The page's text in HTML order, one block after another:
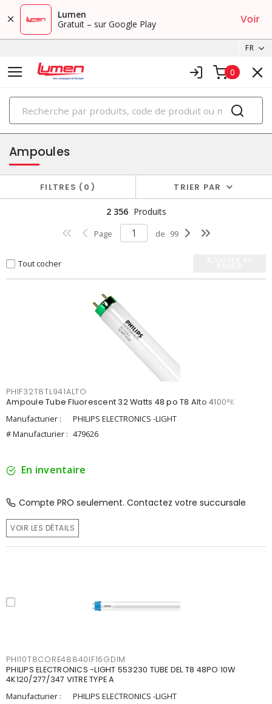
Lumen
Gratuit – sur Google Play
Voir
FR
0
PRODUITS
éclairage
Ampoules
FILTRES 0 TRIER PAR
2 356 Produits
Page de 99
Tout cocher
PHIF32T8TL941ALTO
Ampoule Tube Fluorescent 32 Watts 48 po T8 Alto 4100°K
Manufacturier :
PHILIPS ELECTRONICS -LIGHT
# Manufacturier : 479626
En inventaire
Compte PRO seulement. Contactez votre succursale
VOIR LES DÉTAILS
PHI10T8CORE48840IF16GDIM
PHILIPS ELECTRONICS -LIGHT 553230 TUBE DEL T8 48PO 10W
4K120/277/347 VITRE TYPE A
Manufacturier :
PHILIPS ELECTRONICS -LIGHT